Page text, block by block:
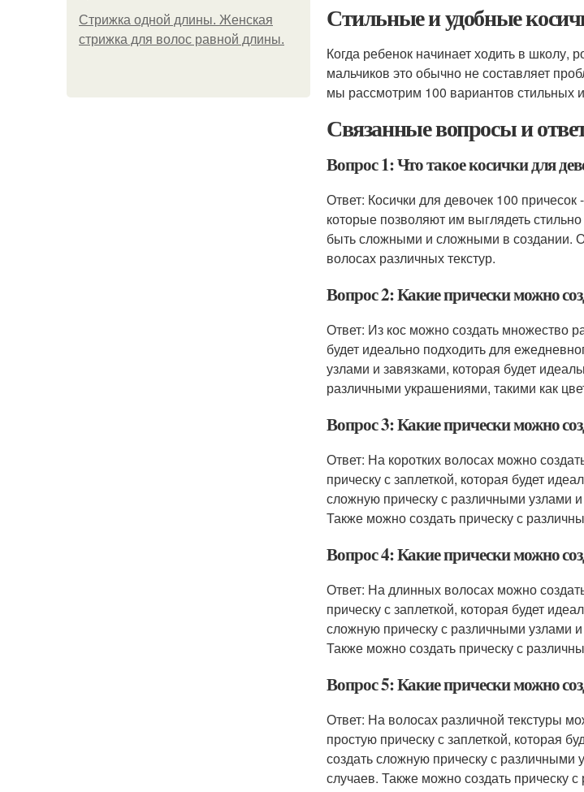
Стрижка одной длины. Женская
стрижка для волос равной длины.
Стильные и удобные
Когда ребенок начинает ходить в школу,
мальчиков это обычно не составляет
мы рассмотрим 100 вариантов стильных
Связанные вопросы и
Вопрос 1: Что такое косички для
Ответ: Косички для девочек 100
которые позволяют им выглядеть
быть сложными и сложными в создании.
волосах различных текстур.
Вопрос 2: Какие прически можно
Ответ: Из кос можно создать множество
будет идеально подходить для
узлами и завязками, которая будет
различными украшениями, такими как
Вопрос 3: Какие прически можно
Ответ: На коротких волосах можно
прическу с заплеткой, которая будет
сложную прическу с различными узлами
Также можно создать прическу с
Вопрос 4: Какие прически можно
Ответ: На длинных волосах можно
прическу с заплеткой, которая будет
сложную прическу с различными узлами
Также можно создать прическу с
Вопрос 5: Какие прически можно
Ответ: На волосах различной текстуры
простую прическу с заплеткой, которая
создать сложную прическу с различными
случаев. Также можно создать прическу